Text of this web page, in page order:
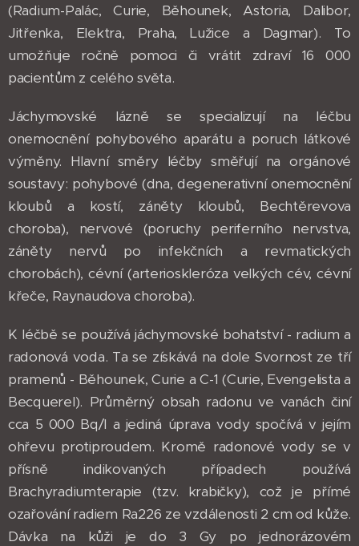
(Radium-Palác, Curie, Běhounek, Astoria, Dalibor,
Jitřenka, Elektra, Praha, Lužice a Dagmar). To
umožňuje ročně pomoci či vrátit zdraví 16 000
pacientům z celého světa.
Jáchymovské lázně se specializují na léčbu
onemocnění pohybového aparátu a poruch látkové
výměny. Hlavní směry léčby směřují na orgánové
soustavy: pohybové (dna, degenerativní onemocnění
kloubů a kostí, záněty kloubů, Bechtěrevova
choroba), nervové (poruchy periferního nervstva,
záněty nervů po infekčních a revmatických
chorobách), cévní (arterioskleróza velkých cév, cévní
křeče, Raynaudova choroba).
K léčbě se používá jáchymovské bohatství - radium a
radonová voda. Ta se získává na dole Svornost ze tří
pramenů - Běhounek, Curie a C-1 (Curie, Evengelista a
Becquerel). Průměrný obsah radonu ve vanách činí
cca 5 000 Bq/l a jediná úprava vody spočívá v jejím
ohřevu protiproudem. Kromě radonové vody se v
přísně indikovaných případech používá
Brachyradiumterapie (tzv. krabičky), což je přímé
ozařování radiem Ra226 ze vzdálenosti 2 cm od kůže.
Dávka na kůži je do 3 Gy po jednorázovém